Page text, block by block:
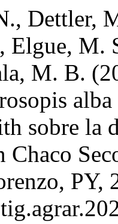
Dettler,
Elgue, M.
M. B.
sobre la
Chaco
PY,